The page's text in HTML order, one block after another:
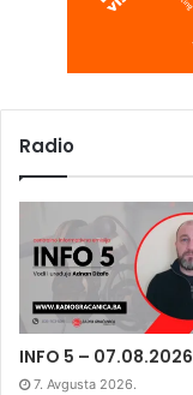
Radio
INFO 5 – 07.08.2026
7. Avgusta 2026.